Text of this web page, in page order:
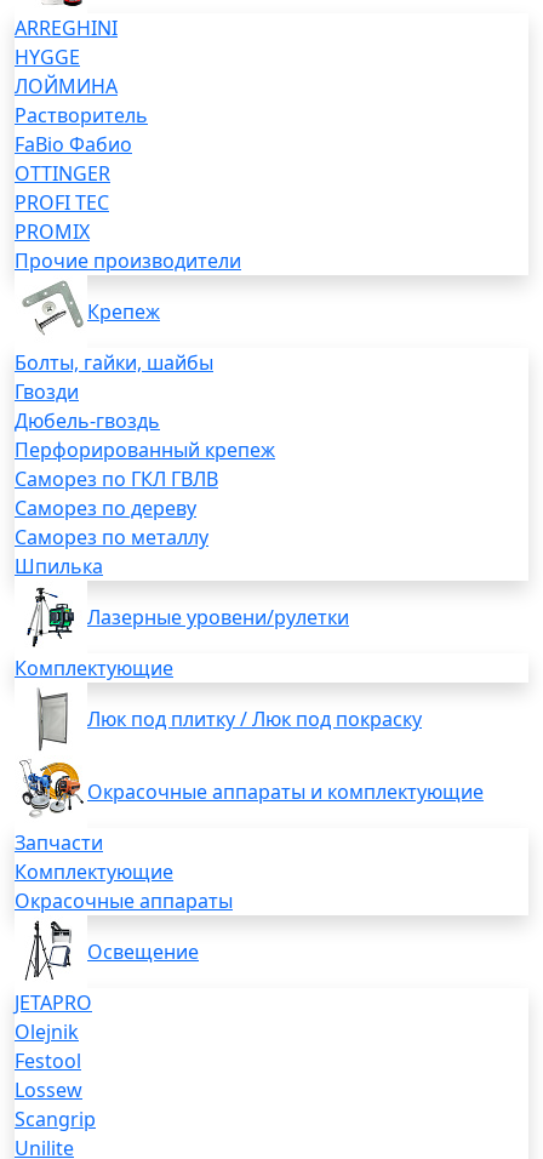
ARREGHINI
HYGGE
ЛОЙМИНА
Растворитель
FaBio Фабио
OTTINGER
PROFI TEC
PROMIX
Прочие производители
Крепеж
Болты, гайки, шайбы
Гвозди
Дюбель-гвоздь
Перфорированный крепеж
Саморез по ГКЛ ГВЛВ
Саморез по дереву
Саморез по металлу
Шпилька
Лазерные уровени/рулетки
Комплектующие
Люк под плитку / Люк под покраску
Окрасочные аппараты и комплектующие
Запчасти
Комплектующие
Окрасочные аппараты
Освещение
JETAPRO
Olejnik
Festool
Lossew
Scangrip
Unilite